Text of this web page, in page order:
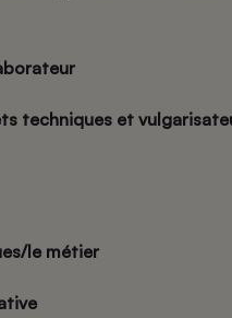
techniques et
le métier